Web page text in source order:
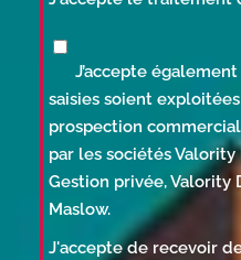
J’accepte
saisies soient
prospection
par les sociétés
Gestion privée, Valority
Maslow.
J'accepte de recevoir